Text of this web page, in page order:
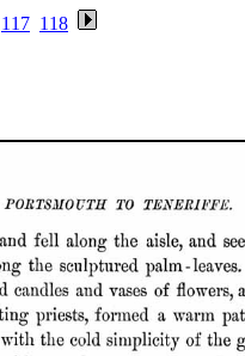
117 118